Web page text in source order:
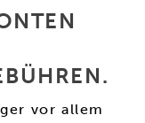
vor allem